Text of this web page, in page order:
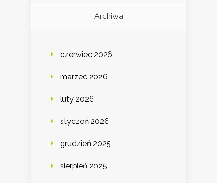
Archiwa
czerwiec 2026
marzec 2026
luty 2026
styczeń 2026
grudzień 2025
sierpień 2025